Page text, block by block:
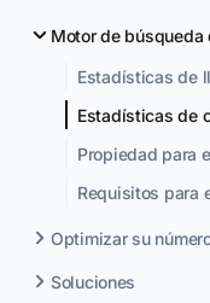
Motor de
Estadísticas de
Estadísticas de
Propiedad para
Requisitos para
Optimizar su
Soluciones